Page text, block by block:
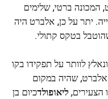
ברטי, שלימים
יתר על כן, אלברט היה
בטקס קתולי.
לוותר על תפקידו בקו
שהיה במקום
ליאופולדכיום בן